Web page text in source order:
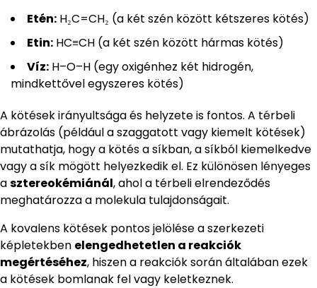
Etén: H₂C=CH₂ (a két szén között kétszeres kötés)
Etin: HC≡CH (a két szén között hármas kötés)
Víz: H–O–H (egy oxigénhez két hidrogén,
mindkettővel egyszeres kötés)
A kötések irányultsága és helyzete is fontos. A térbeli
ábrázolás (például a szaggatott vagy kiemelt kötések)
mutathatja, hogy a kötés a síkban, a síkból kiemelkedve
vagy a sík mögött helyezkedik el. Ez különösen lényeges
asztereokémiánál, ahol a térbeli elrendeződés
meghatározza a molekula tulajdonságait.
A kovalens kötések pontos jelölése a szerkezeti
képletekben elengedhetetlen a reakciók
megértéséhez, hiszen a reakciók során általában ezek
a kötések bomlanak fel vagy keletkeznek.